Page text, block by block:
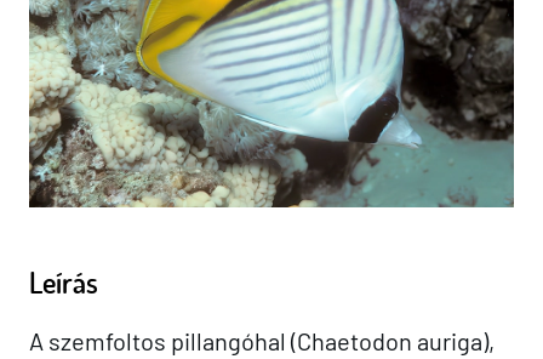
Leírás
A szemfoltos pillangóhal (Chaetodon auriga),